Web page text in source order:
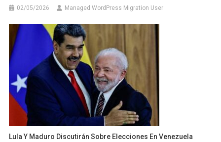
02/05/2026 Managed WordPress Migration User
Lula Y Maduro Discutirán Sobre Elecciones En Venezuela